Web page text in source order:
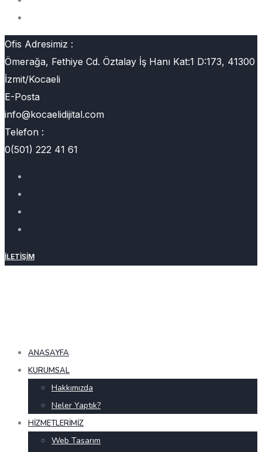
Ofis Adresimiz :
Ömerağa, Fethiye Cd. Öztalay İş Hanı Kat:1 D:173, 41300
İzmit/Kocaeli
E-Posta
info@kocaelidijital.com
Telefon :
0(501) 222 41 61
İLETIŞIM
ANASAYFA
KURUMSAL
Hakkımızda
Neler Yaptık?
HIZMETLERIMIZ
Web Tasarım